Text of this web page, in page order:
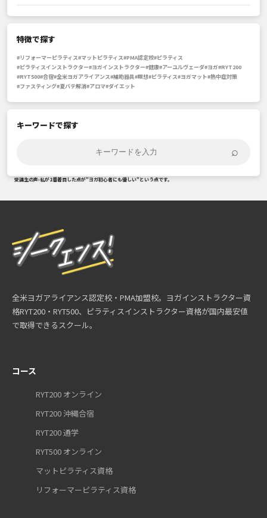
特徴で探す
#リフォーマーピラティス#マットピラティス#PMA認定校#ピラティス
#ピラティスインストラクター#ヨガインストラクター#健康#アーユルヴェーダ#ヨガ#RYT200
#RYT500#合宿#全米ヨガアライアンス#補助器具#瞑想#ピラティス#ヨガマット#熱中症対策
#ファスティング#夏バテ解消#アロマ#ダイエット
キーワードで探す
⌕
受講生の声›私が1番着目した点が"ヨガ初心者にも優しい"という点です。
全米ヨガアライアンス認定校・PMA加盟校。ヨガインストラクター資
格RYT200・RYT500、ピラティスインストラクター資格が国内最安値
で取得できるスクール。
コース
RYT200 オンライン
RYT200 沖縄合宿
RYT200 通学
RYT500 オンライン
マットピラティス資格
リフォーマーピラティス資格